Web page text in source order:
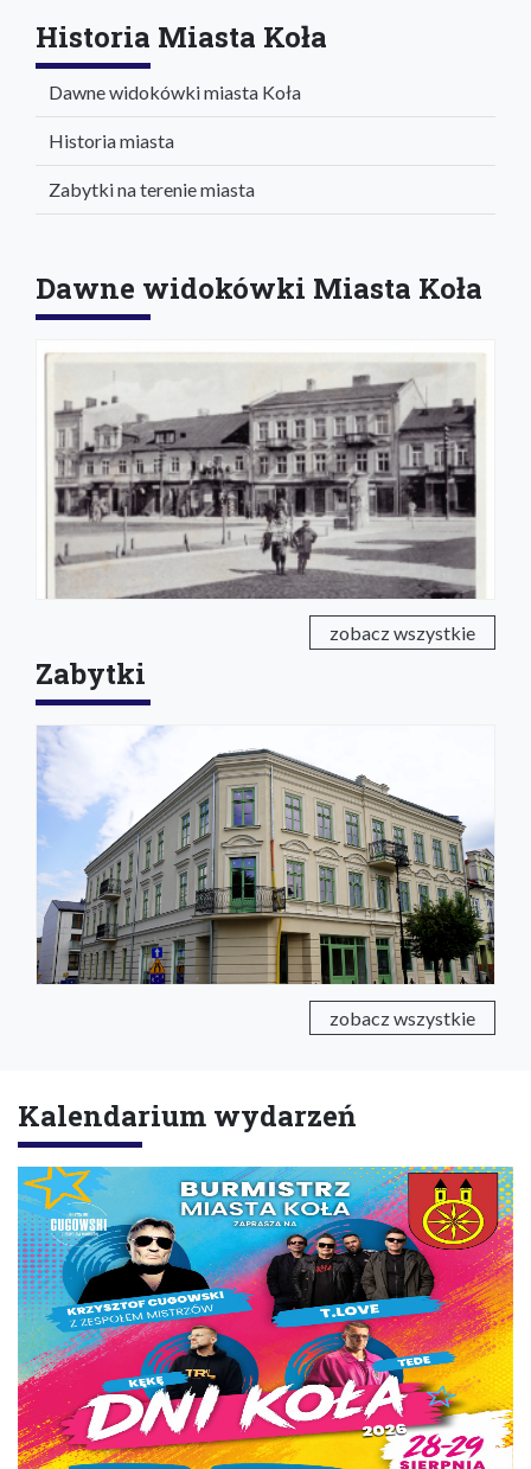
Historia Miasta Koła
Dawne widokówki miasta Koła
Historia miasta
Zabytki na terenie miasta
Dawne widokówki Miasta Koła
zobacz wszystkie
Zabytki
zobacz wszystkie
Kalendarium wydarzeń